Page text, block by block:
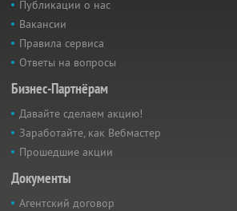
Публикации о нас
Вакансии
Правила сервиса
Ответы на вопросы
Бизнес-Партнёрам
Давайте сделаем акцию!
Заработайте, как Вебмастер
Прошедшие акции
Документы
Агентский договор